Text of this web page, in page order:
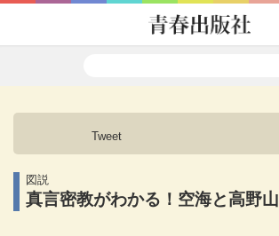
Tweet
図説
真言密教がわかる！空海と高野山